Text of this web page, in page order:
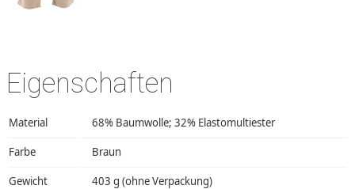
Eigenschaften
Material 68% Baumwolle; 32% Elastomultiester
Farbe Braun
Gewicht 403 g (ohne Verpackung)